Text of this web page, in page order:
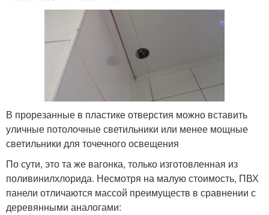
В прорезанные в пластике отверстия можно вставить
уличные потолочные светильники или менее мощные
светильники для точечного освещения
По сути, это та же вагонка, только изготовленная из
поливинилхлорида. Несмотря на малую стоимость, ПВХ
панели отличаются массой преимуществ в сравнении с
деревянными аналогами: